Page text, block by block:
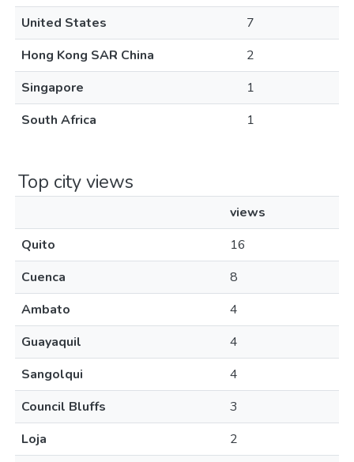
United States
7
Hong Kong SAR China
2
Singapore
1
South Africa
1
Top city views
views
Quito
16
Cuenca
8
Ambato
4
Guayaquil
4
Sangolqui
4
Council Bluffs
3
Loja
2